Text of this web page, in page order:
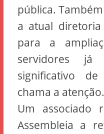
pública.
a atual
para a
servidores
significativo
chama a atenção.
Um associado
Assembleia a